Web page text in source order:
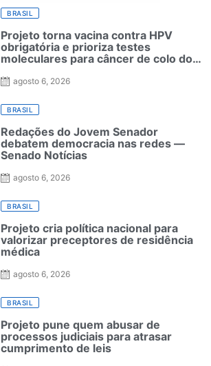
BRASIL
Projeto torna vacina contra HPV
obrigatória e prioriza testes
moleculares para câncer de colo do
agosto 6, 2026
BRASIL
Redações do Jovem Senador
debatem democracia nas redes —
Senado Notícias
agosto 6, 2026
BRASIL
Projeto cria política nacional para
valorizar preceptores de residência
médica
agosto 6, 2026
BRASIL
Projeto pune quem abusar de
processos judiciais para atrasar
cumprimento de leis